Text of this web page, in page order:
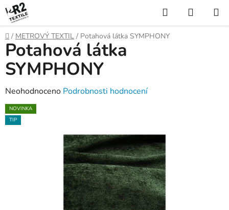
Přejít
na
obsah
Hledat
KOŠÍK
Domů
/ METROVÝ TEXTIL / Potahová látka SYMPHONY
Potahová látka
SYMPHONY
Průměrné
hodnocení
produktu
Neohodnoceno Podrobnosti hodnocení
NOVINKA
TIP